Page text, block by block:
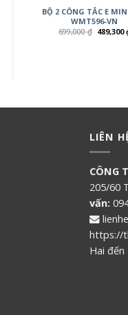
BỘ 2 CÔNG TẮC E
WMT596-VN
699,000₫ 489,300
LIÊN
CÔNG
205/60
vấn:
https://
Hai